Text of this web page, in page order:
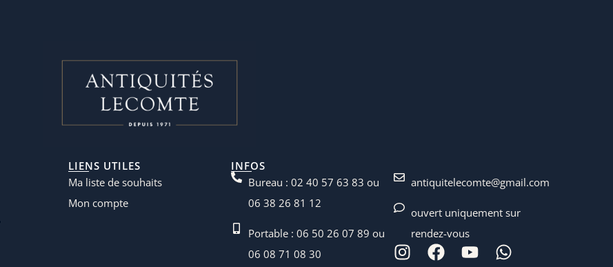
LIENS UTILES
Ma liste de souhaits
Mon compte
INFOS
Bureau : 02 40 57 63 83 ou
06 38 26 81 12
Portable : 06 50 26 07 89 ou
06 08 71 08 30
antiquitelecomte@gmail.com
ouvert uniquement sur
rendez-vous